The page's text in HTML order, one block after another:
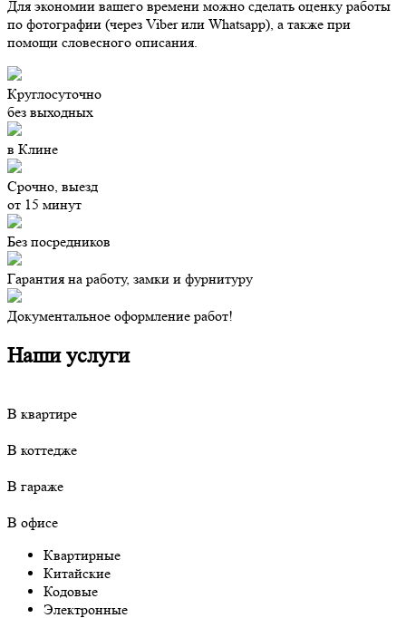
Для экономии вашего времени можно сделать оценку работы
по фотографии (через Viber или Whatsapp), а также при
помощи словесного описания.
Круглосуточно
без выходных
в Клине
Срочно, выезд
от 15 минут
Без посредников
Гарантия на работу, замки и фурнитуру
Документальное оформление работ!
Наши услуги
В квартире
В коттедже
В гараже
В офисе
Квартирные
Китайские
Кодовые
Электронные